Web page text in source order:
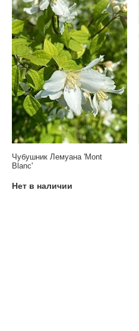
Чубушник Лемуана 'Mont
Blanc'
Нет в наличии